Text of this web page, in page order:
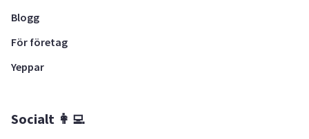
Blogg
För företag
Yeppar
Socialt 👩‍💻